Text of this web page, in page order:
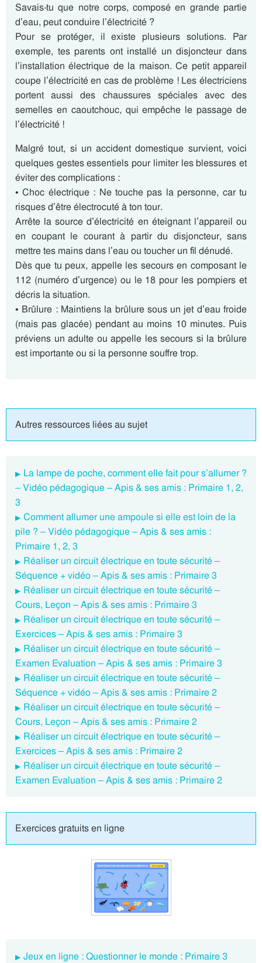
Savais-tu que notre corps, composé en grande partie
d’eau, peut conduire l’électricité ?
Pour se protéger, il existe plusieurs solutions. Par
exemple, tes parents ont installé un disjoncteur dans
l’installation électrique de la maison. Ce petit appareil
coupe l’électricité en cas de problème ! Les électriciens
portent aussi des chaussures spéciales avec des
semelles en caoutchouc, qui empêche le passage de
l’électricité !
Malgré tout, si un accident domestique survient, voici
quelques gestes essentiels pour limiter les blessures et
éviter des complications :
• Choc électrique : Ne touche pas la personne, car tu
risques d’être électrocuté à ton tour.
Arrête la source d’électricité en éteignant l’appareil ou
en coupant le courant à partir du disjoncteur, sans
mettre tes mains dans l’eau ou toucher un fil dénudé.
Dès que tu peux, appelle les secours en composant le
112 (numéro d’urgence) ou le 18 pour les pompiers et
décris la situation.
• Brûlure : Maintiens la brûlure sous un jet d’eau froide
(mais pas glacée) pendant au moins 10 minutes. Puis
préviens un adulte ou appelle les secours si la brûlure
est importante ou si la personne souffre trop.
Autres ressources liées au sujet
La lampe de poche, comment elle fait pour s’allumer ?
– Vidéo pédagogique – Apis & ses amis : Primaire 1, 2,
3
Comment allumer une ampoule si elle est loin de la
pile ? – Vidéo pédagogique – Apis & ses amis :
Primaire 1, 2, 3
Réaliser un circuit électrique en toute sécurité –
Séquence + vidéo – Apis & ses amis : Primaire 3
Réaliser un circuit électrique en toute sécurité –
Cours, Leçon – Apis & ses amis : Primaire 3
Réaliser un circuit électrique en toute sécurité –
Exercices – Apis & ses amis : Primaire 3
Réaliser un circuit électrique en toute sécurité –
Examen Evaluation – Apis & ses amis : Primaire 3
Réaliser un circuit électrique en toute sécurité –
Séquence + vidéo – Apis & ses amis : Primaire 2
Réaliser un circuit électrique en toute sécurité –
Cours, Leçon – Apis & ses amis : Primaire 2
Réaliser un circuit électrique en toute sécurité –
Exercices – Apis & ses amis : Primaire 2
Réaliser un circuit électrique en toute sécurité –
Examen Evaluation – Apis & ses amis : Primaire 2
Exercices gratuits en ligne
Jeux en ligne : Questionner le monde : Primaire 3